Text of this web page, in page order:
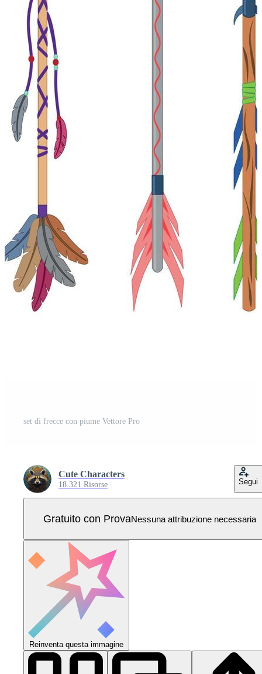
set di frecce con piume Vettore Pro
Cute Characters
18.321 Risorse Segui
Gratuito con ProvaNessuna attribuzione necessaria
Reinventa questa immagine